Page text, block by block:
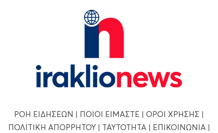
ΡΟΗ ΕΙΔΗΣΕΩΝ | ΠΟΙΟΙ ΕΙΜΑΣΤΕ | ΟΡΟΙ ΧΡΗΣΗΣ |
ΠΟΛΙΤΙΚΗ ΑΠΟΡΡΗΤΟΥ| ΤΑΥΤΟΤΗΤΑ | ΕΠΙΚΟΙΝΩΝΙΑ |